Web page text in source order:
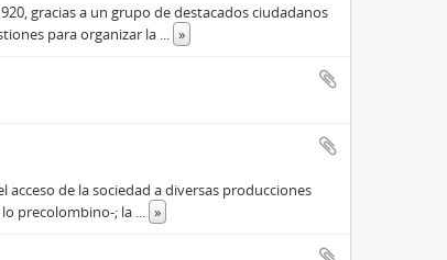
gracias a un grupo de destacados ciudadanos
para organizar la ... »
de la sociedad a diversas producciones
precolombino-; la ... »